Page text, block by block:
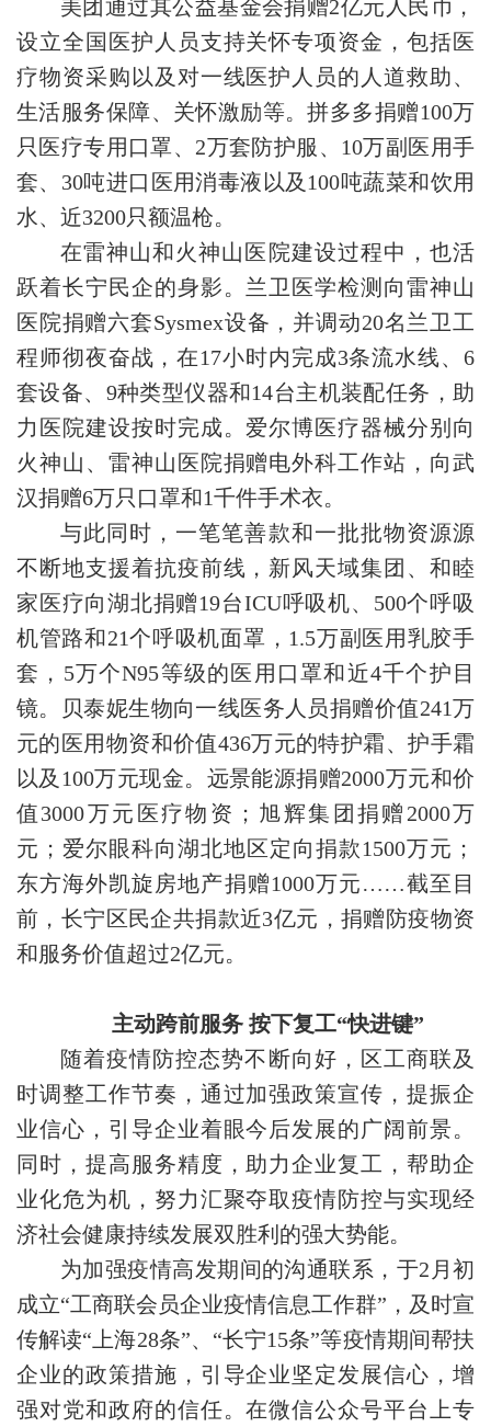
美团通过其公益基金会捐赠2亿元人民币，
设立全国医护人员支持关怀专项资金，包括医
疗物资采购以及对一线医护人员的人道救助、
生活服务保障、关怀激励等。拼多多捐赠100万
只医疗专用口罩、2万套防护服、10万副医用手
套、30吨进口医用消毒液以及100吨蔬菜和饮用
水、近3200只额温枪。
在雷神山和火神山医院建设过程中，也活
跃着长宁民企的身影。兰卫医学检测向雷神山
医院捐赠六套Sysmex设备，并调动20名兰卫工
程师彻夜奋战，在17小时内完成3条流水线、6
套设备、9种类型仪器和14台主机装配任务，助
力医院建设按时完成。爱尔博医疗器械分别向
火神山、雷神山医院捐赠电外科工作站，向武
汉捐赠6万只口罩和1千件手术衣。
与此同时，一笔笔善款和一批批物资源源
不断地支援着抗疫前线，新风天域集团、和睦
家医疗向湖北捐赠19台ICU呼吸机、500个呼吸
机管路和21个呼吸机面罩，1.5万副医用乳胶手
套，5万个N95等级的医用口罩和近4千个护目
镜。贝泰妮生物向一线医务人员捐赠价值241万
元的医用物资和价值436万元的特护霜、护手霜
以及100万元现金。远景能源捐赠2000万元和价
值3000万元医疗物资；旭辉集团捐赠2000万
元；爱尔眼科向湖北地区定向捐款1500万元；
东方海外凯旋房地产捐赠1000万元……截至目
前，长宁区民企共捐款近3亿元，捐赠防疫物资
和服务价值超过2亿元。
主动跨前服务 按下复工“快进键”
随着疫情防控态势不断向好，区工商联及
时调整工作节奏，通过加强政策宣传，提振企
业信心，引导企业着眼今后发展的广阔前景。
同时，提高服务精度，助力企业复工，帮助企
业化危为机，努力汇聚夺取疫情防控与实现经
济社会健康持续发展双胜利的强大势能。
为加强疫情高发期间的沟通联系，于2月初
成立“工商联会员企业疫情信息工作群”，及时宣
传解读“上海28条”、“长宁15条”等疫情期间帮扶
企业的政策措施，引导企业坚定发展信心，增
强对党和政府的信任。在微信公众号平台上专